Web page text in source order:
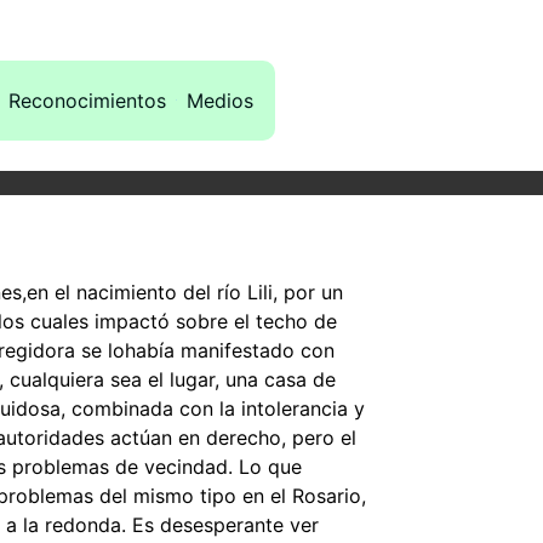
Reconocimientos Medios
el nacimiento del río Lili, por un
cuales impactó sobre el techo de
se lohabía manifestado con
sea el lugar, una casa de
combinada con la intolerancia y
actúan en derecho, pero el
problemas de vecindad. Lo que
del mismo tipo en el Rosario,
la redonda. Es desesperante ver